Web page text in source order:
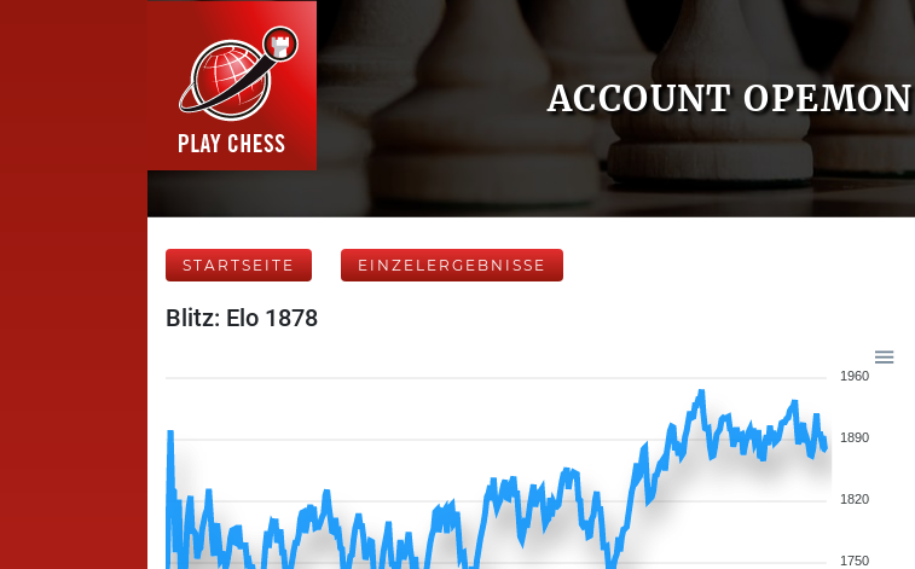
ACCOUNT OPEMON
STARTSEITE EINZELERGEBNISSE
Blitz: Elo 1878
1960
1890
1820
1750